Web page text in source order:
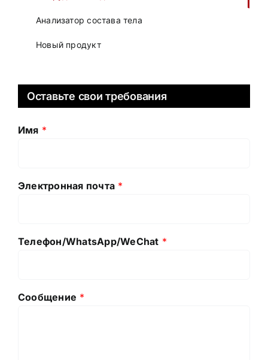
Анализатор состава тела
Новый продукт
Оставьте свои требования
Имя *
Электронная почта *
Телефон/WhatsApp/WeChat *
Сообщение *